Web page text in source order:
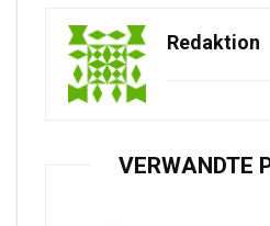
Redaktion
VERWANDTE